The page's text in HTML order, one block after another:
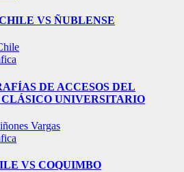
VS ÑUBLENSE
DE ACCESOS DEL
UNIVERSITARIO
Vargas
VS COQUIMBO